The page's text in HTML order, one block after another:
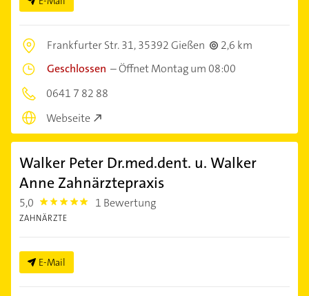
Frankfurter Str. 31,35392 Gießen
2,6 km
Geschlossen –Öffnet Montag um 08:00
0641 7 82 88
Webseite
Walker Peter Dr.med.dent. u. Walker
Anne Zahnärztepraxis
5,0 5.0 1 Bewertung
ZAHNÄRZTE
E-Mail